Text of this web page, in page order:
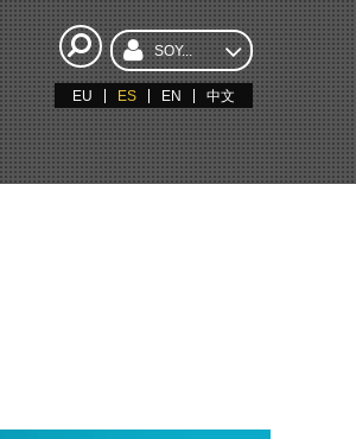
SOY...
EU ES EN 中文